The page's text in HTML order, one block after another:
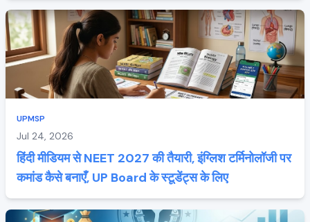
UPMSP
Jul 24, 2026
हिंदी मीडियम से NEET 2027 की तैयारी, इंग्लिश टर्मिनोलॉजी पर
कमांड कैसे बनाएँ, UP Board के स्टूडेंट्स के लिए